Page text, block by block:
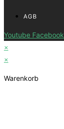
AGB
Youtube Facebook
×
×
Warenkorb